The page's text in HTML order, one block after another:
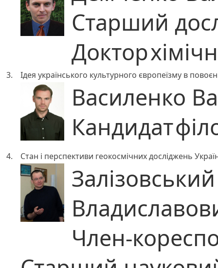
Старший
Доктор
3. Ідея українського культурного європеїзму в
Василенко
Кандидат
4. Стан і перспективи геокосмічних досліджень
Член-